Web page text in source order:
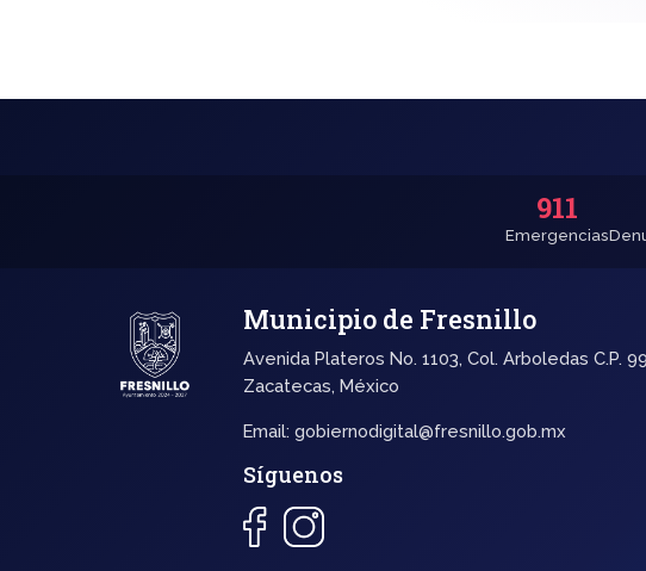
911
Emergencias
Municipio de Fresnillo
Avenida Plateros No. 1103, Col. Arboledas C.P.
Zacatecas, México
Email:gobiernodigital@fresnillo.gob.mx
Síguenos